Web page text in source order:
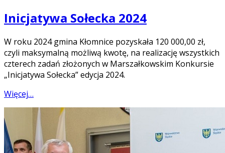
Inicjatywa Sołecka 2024
W roku 2024 gmina Kłomnice pozyskała 120 000,00 zł,
czyli maksymalną możliwą kwotę, na realizację wszystkich
czterech zadań złożonych w Marszałkowskim Konkursie
„Inicjatywa Sołecka” edycja 2024.
Więcej…